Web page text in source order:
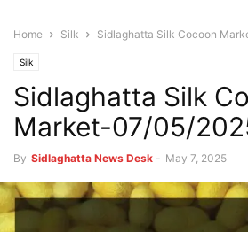
Home Silk Sidlaghatta Silk Cocoon
Silk
Sidlaghatta Silk
Market-07/05/
By Sidlaghatta News Desk - May 7, 2025